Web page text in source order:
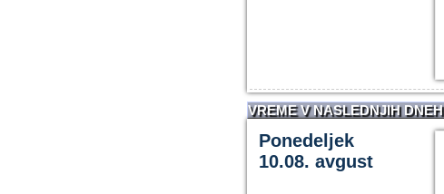
VREME V NASLEDNJIH DNEH
Ponedeljek
10.08. avgust